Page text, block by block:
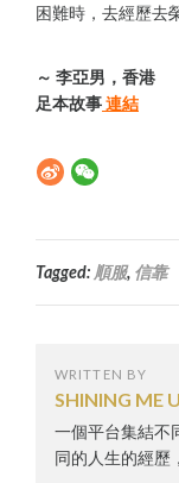
困難時，去經歷去
～ 李亞男，香港
足本故事連結
Tagged: 順服, 信靠
WRITTEN BY
SHINING ME
一個平台集結不
同的人生的經歷